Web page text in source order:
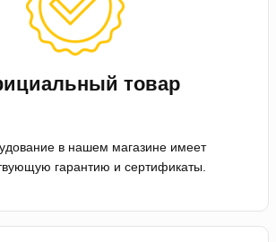
товар
в нашем магазине имеет
гарантию и сертификаты.